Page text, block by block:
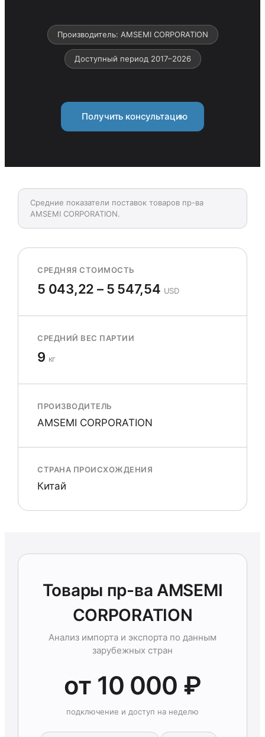
Производитель: AMSEMI CORPORATION
Доступный период 2017–2026
Получить консультацию
Средние показатели поставок товаров пр-ва
AMSEMI CORPORATION.
СРЕДНЯЯ СТОИМОСТЬ
5 043,22 – 5 547,54 USD
СРЕДНИЙ ВЕС ПАРТИИ
9 кг
ПРОИЗВОДИТЕЛЬ
AMSEMI CORPORATION
СТРАНА ПРОИСХОЖДЕНИЯ
Китай
Товары пр-ва AMSEMI
CORPORATION
Анализ импорта и экспорта по данным
зарубежных стран
от 10 000 ₽
подключение и доступ на неделю